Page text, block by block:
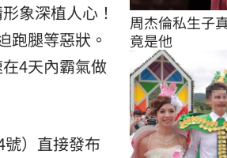
象深植人心！
跑腿等惡狀。
4天內霸氣做
）直接發布
周杰倫私生子
竟是他